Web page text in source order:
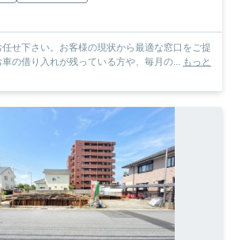
せ下さい。お客様の現状から最適な窓口をご提
の借り入れが残っている方や、毎月の... もっと